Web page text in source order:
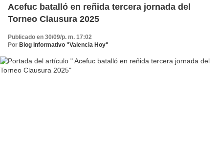
Acefuc batalló en reñida tercera jornada del
Torneo Clausura 2025
Publicado en 30/09/p. m. 17:02
Por Blog Informativo "Valencia Hoy"